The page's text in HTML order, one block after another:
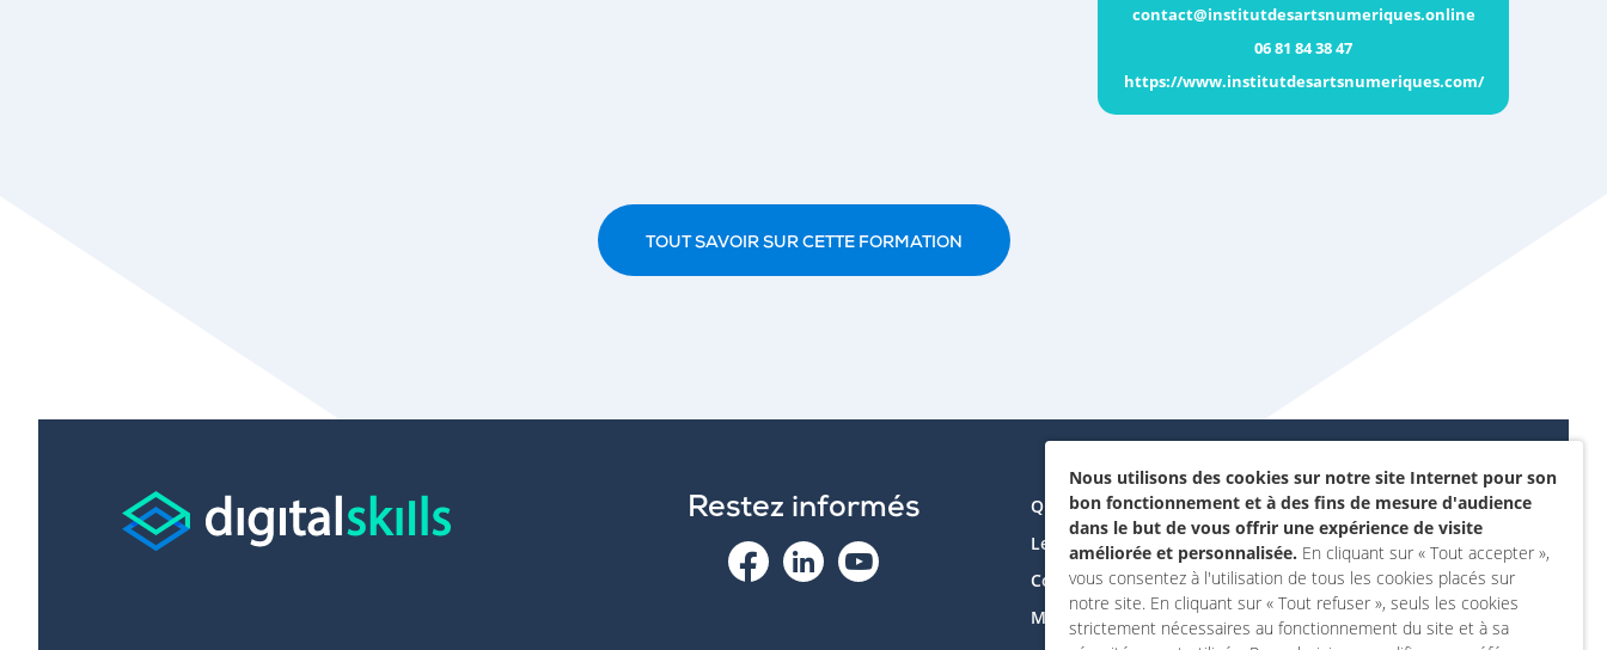
contact@institutdesartsnumeriques.online
06 81 84 38 47
https://www.institutdesartsnumeriques.com/
TOUT SAVOIR SUR CETTE FORMATION
Restez informés
Qui sommes-nous ?
Le projet
Contactez-nous
Mon compte
Données personnelles et
cookies
Accessibilité : non
conforme
Mentions légales
Nous utilisons des cookies sur notre site Internet pour son
bon fonctionnement et à des fins de mesure d'audience
dans le but de vous offrir une expérience de visite
améliorée et personnalisée. En cliquant sur « Tout accepter »,
vous consentez à l'utilisation de tous les cookies placés sur
notre site. En cliquant sur « Tout refuser », seuls les cookies
strictement nécessaires au fonctionnement du site et à sa